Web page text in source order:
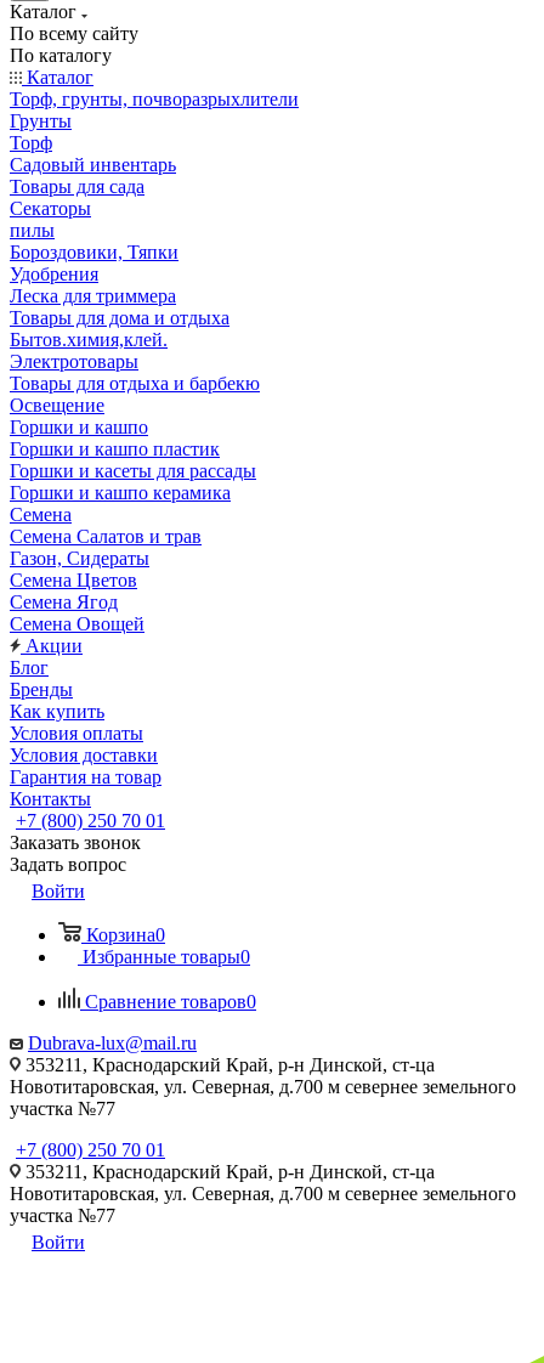
Каталог
По всему сайту
По каталогу
Каталог
Торф, грунты, почворазрыхлители
Грунты
Торф
Садовый инвентарь
Товары для сада
Секаторы
пилы
Бороздовики, Тяпки
Удобрения
Леска для триммера
Товары для дома и отдыха
Бытов.химия,клей.
Электротовары
Товары для отдыха и барбекю
Освещение
Горшки и кашпо
Горшки и кашпо пластик
Горшки и касеты для рассады
Горшки и кашпо керамика
Семена
Семена Салатов и трав
Газон, Сидераты
Семена Цветов
Семена Ягод
Семена Овощей
Акции
Блог
Бренды
Как купить
Условия оплаты
Условия доставки
Гарантия на товар
Контакты
+7 (800) 250 70 01
Заказать звонок
Задать вопрос
Войти
Корзина0
Избранные товары0
Сравнение товаров0
Dubrava-lux@mail.ru
353211, Краснодарский Край, р-н Динской, ст-ца
Новотитаровская, ул. Северная, д.700 м севернее земельного
участка №77
+7 (800) 250 70 01
353211, Краснодарский Край, р-н Динской, ст-ца
Новотитаровская, ул. Северная, д.700 м севернее земельного
участка №77
Войти